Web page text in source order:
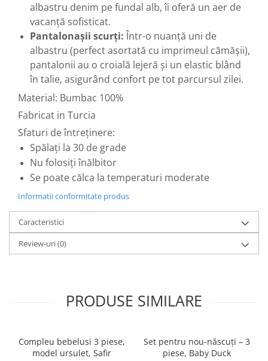
albastru denim pe fundal alb, îi oferă un aer de
vacanță sofisticat.
Pantalonașii scurți:Într-o nuanță uni de
albastru (perfect asortată cu imprimeul cămășii),
pantalonii au o croială lejeră și un elastic blând
în talie, asigurând confort pe tot parcursul zilei.
Material: Bumbac 100%
Fabricat in Turcia
Sfaturi de întreținere:
Spălați la 30 de grade
Nu folosiți înălbitor
Se poate călca la temperaturi moderate
Informatii conformitate produs
Caracteristici
Review-uri(0)
PRODUSE SIMILARE
Compleu bebelusi 3 piese,
model ursulet, Safir
Set pentru nou-născuți – 3
piese, Baby Duck